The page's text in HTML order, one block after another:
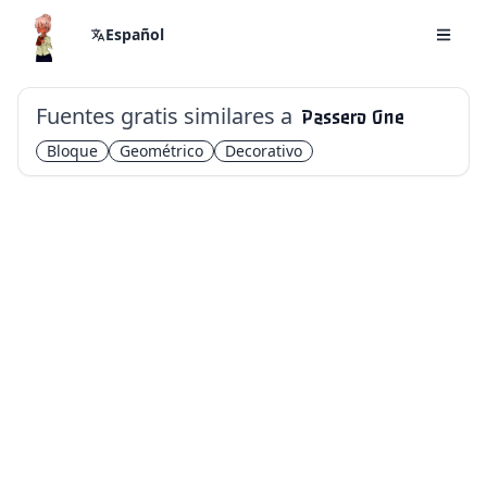
Español
Fuentes gratis similares a Passero One
Bloque Geométrico Decorativo